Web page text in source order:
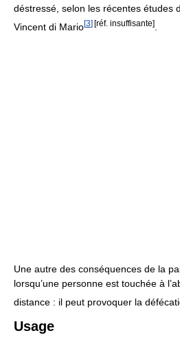
déstressé, selon les récentes études
Vincent di Mario[3][réf. insuffisante]
Une autre des conséquences de la
lorsqu’une personne est touchée à
distance : il peut provoquer la
Usage